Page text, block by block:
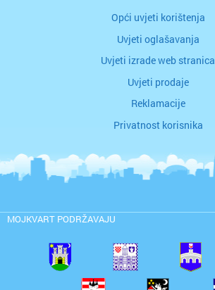
Opći uvjeti korištenja
Uvjeti oglašavanja
Uvjeti izrade web stranica
Uvjeti prodaje
Reklamacije
Privatnost korisnika
MOJKVART PODRŽAVAJU